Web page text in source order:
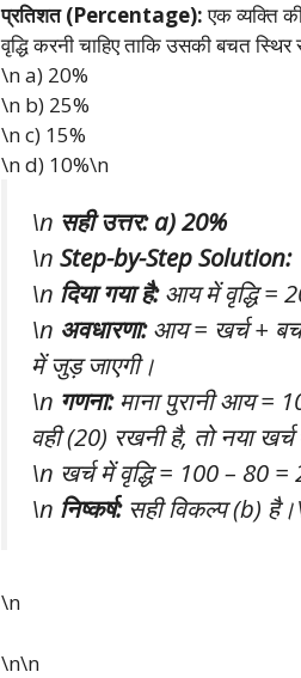
प्रतिशत (Percentage):एक व्यक्ति
वृद्धि करनी चाहिए ताकि उसकी बचत स्थिर
\n a) 20%
\n b) 25%
\n c) 15%
\n d) 10%\n
\n सही उत्तर: a) 20%
\n Step-by-Step Solution:
\n दिया गया है:आय में वृद्धि =
\n अवधारणा:आय = खर्च +
में जुड़ जाएगी।
\n गणना:माना पुरानी आय =
वही (20) रखनी है, तो नया
\n खर्च में वृद्धि = 100 – 80
\n निष्कर्ष:सही विकल्प (b)
\n
\n\n